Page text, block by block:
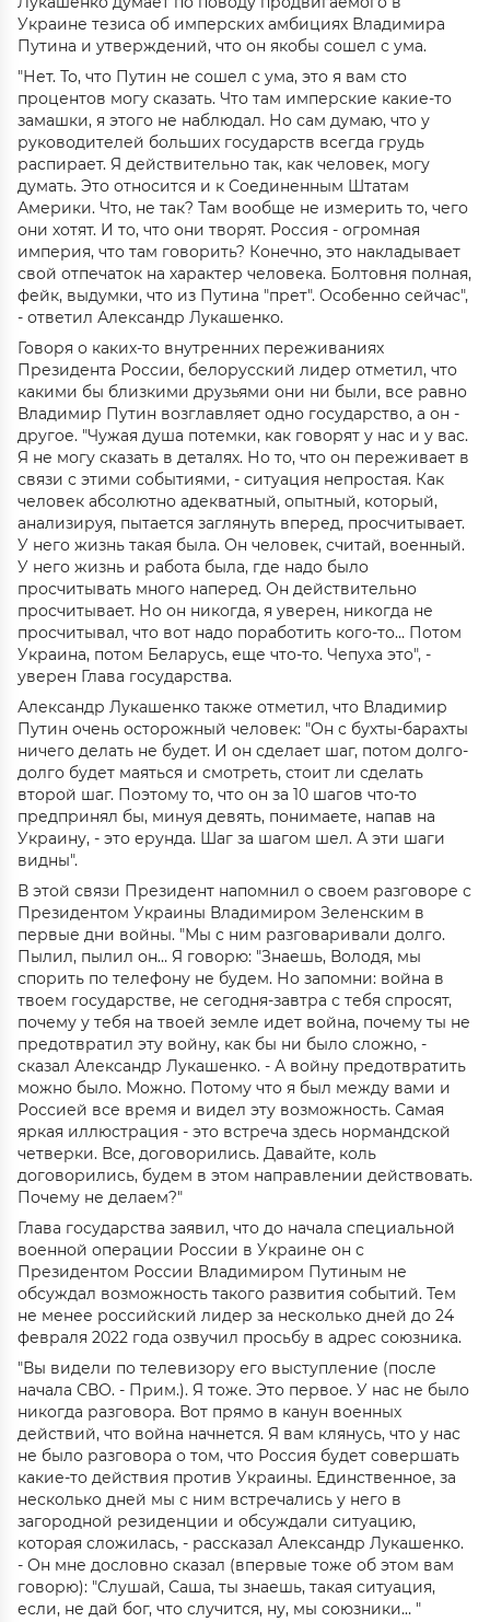
Украине тезиса об имперских амбициях Владимира
Путина и утверждений, что он якобы сошел с ума.
"Нет. То, что Путин не сошел с ума, это я вам сто
процентов могу сказать. Что там имперские какие-то
замашки, я этого не наблюдал. Но сам думаю, что у
руководителей больших государств всегда грудь
распирает. Я действительно так, как человек, могу
думать. Это относится и к Соединенным Штатам
Америки. Что, не так? Там вообще не измерить то, чего
они хотят. И то, что они творят. Россия - огромная
империя, что там говорить? Конечно, это накладывает
свой отпечаток на характер человека. Болтовня полная,
фейк, выдумки, что из Путина "прет". Особенно сейчас",
- ответил Александр Лукашенко.
Говоря о каких-то внутренних переживаниях
Президента России, белорусский лидер отметил, что
какими бы близкими друзьями они ни были, все равно
Владимир Путин возглавляет одно государство, а он -
другое. "Чужая душа потемки, как говорят у нас и у вас.
Я не могу сказать в деталях. Но то, что он переживает в
связи с этими событиями, - ситуация непростая. Как
человек абсолютно адекватный, опытный, который,
анализируя, пытается заглянуть вперед, просчитывает.
У него жизнь такая была. Он человек, считай, военный.
У него жизнь и работа была, где надо было
просчитывать много наперед. Он действительно
просчитывает. Но он никогда, я уверен, никогда не
просчитывал, что вот надо поработить кого-то… Потом
Украина, потом Беларусь, еще что-то. Чепуха это", -
уверен Глава государства.
Александр Лукашенко также отметил, что Владимир
Путин очень осторожный человек: "Он с бухты-барахты
ничего делать не будет. И он сделает шаг, потом долго-
долго будет маяться и смотреть, стоит ли сделать
второй шаг. Поэтому то, что он за 10 шагов что-то
предпринял бы, минуя девять, понимаете, напав на
Украину, - это ерунда. Шаг за шагом шел. А эти шаги
видны".
В этой связи Президент напомнил о своем разговоре с
Президентом Украины Владимиром Зеленским в
первые дни войны. "Мы с ним разговаривали долго.
Пылил, пылил он… Я говорю: "Знаешь, Володя, мы
спорить по телефону не будем. Но запомни: война в
твоем государстве, не сегодня-завтра с тебя спросят,
почему у тебя на твоей земле идет война, почему ты не
предотвратил эту войну, как бы ни было сложно, -
сказал Александр Лукашенко. - А войну предотвратить
можно было. Можно. Потому что я был между вами и
Россией все время и видел эту возможность. Самая
яркая иллюстрация - это встреча здесь нормандской
четверки. Все, договорились. Давайте, коль
договорились, будем в этом направлении действовать.
Почему не делаем?"
Глава государства заявил, что до начала специальной
военной операции России в Украине он с
Президентом России Владимиром Путиным не
обсуждал возможность такого развития событий. Тем
не менее российский лидер за несколько дней до 24
февраля 2022 года озвучил просьбу в адрес союзника.
"Вы видели по телевизору его выступление (после
начала СВО. - Прим.). Я тоже. Это первое. У нас не было
никогда разговора. Вот прямо в канун военных
действий, что война начнется. Я вам клянусь, что у нас
не было разговора о том, что Россия будет совершать
какие-то действия против Украины. Единственное, за
несколько дней мы с ним встречались у него в
загородной резиденции и обсуждали ситуацию,
которая сложилась, - рассказал Александр Лукашенко.
- Он мне дословно сказал (впервые тоже об этом вам
говорю): "Слушай, Саша, ты знаешь, такая ситуация,
если, не дай бог, что случится, ну, мы союзники… "